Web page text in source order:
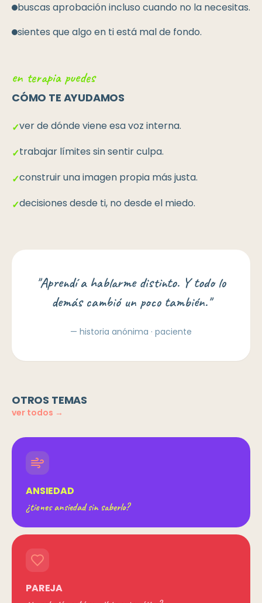
buscas aprobación incluso cuando no la necesitas.
sientes que algo en ti está mal de fondo.
en terapia puedes
CÓMO TE AYUDAMOS
✓ver de dónde viene esa voz interna.
✓trabajar límites sin sentir culpa.
✓construir una imagen propia más justa.
✓decisiones desde ti, no desde el miedo.
"Aprendí a hablarme distinto. Y todo lo
demás cambió un poco también."
— historia anónima · paciente
OTROS TEMAS
ver todos →
ANSIEDAD
¿tienes ansiedad sin saberlo?
PAREJA